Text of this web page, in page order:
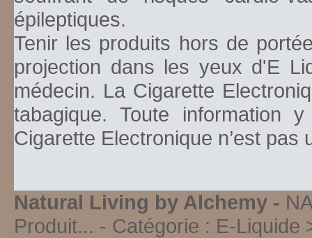
épileptiques.
Tenir les produits hors de
projection dans les yeux d'E
médecin. La Cigarette
tabagique. Toute information
Cigarette Electronique n’est pas
Natural Living by Alchemy -
Produit... - Catégorie : E-Liquide